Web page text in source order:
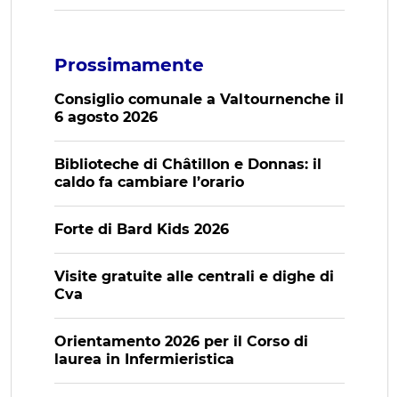
Prossimamente
Consiglio comunale a Valtournenche il
6 agosto 2026
Biblioteche di Châtillon e Donnas: il
caldo fa cambiare l’orario
Forte di Bard Kids 2026
Visite gratuite alle centrali e dighe di
Cva
Orientamento 2026 per il Corso di
laurea in Infermieristica